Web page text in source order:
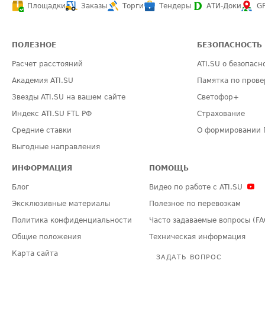
Площадки
Заказы Торги Тендеры АТИ-Доки
ПОЛЕЗНОЕ
Расчет расстояний
Академия ATI.SU
Звезды ATI.SU на вашем сайте
Индекс ATI.SU FTL РФ
Средние ставки
Выгодные направления
БЕЗОПАСНОСТЬ
ATI.SU о
Памятка по
Светофор+
Страхование
О формировании
ИНФОРМАЦИЯ
Блог
Эксклюзивные материалы
Политика конфиденциальности
Общие положения
Карта сайта
ПОМОЩЬ
Видео по работе с ATI.SU
Полезное по перевозкам
Часто задаваемые вопросы
Техническая информация
ЗАДАТЬ ВОПРОС